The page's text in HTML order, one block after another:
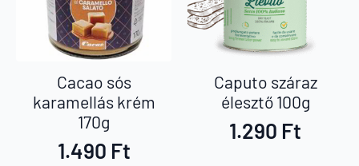
Cacao sós
karamellás krém
170g
1.490 Ft
Caputo száraz
élesztő 100g
1.290 Ft